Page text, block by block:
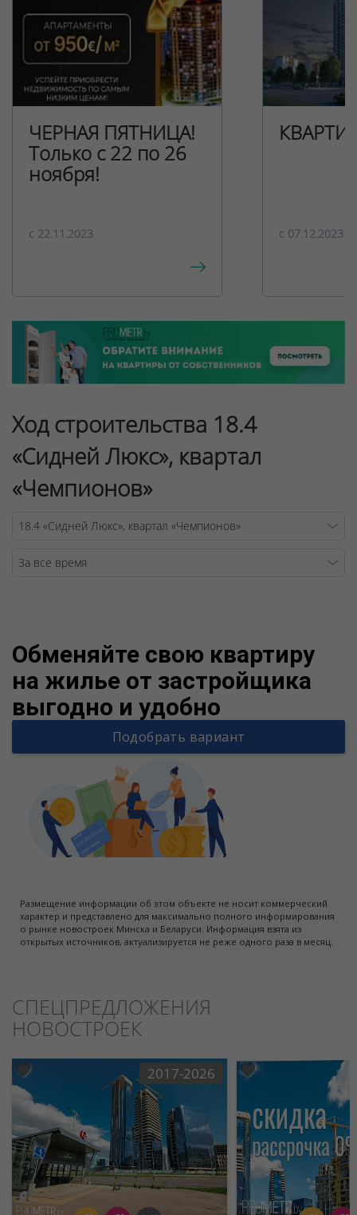
ЧЕРНАЯ ПЯТНИЦА!
Только с 22 по 26
ноября!
c 22.11.2023 c 07.12.2023
Ход строительства 18.4
«Сидней Люкс», квартал
«Чемпионов»
Обменяйте свою квартиру
на жилье от застройщика
выгодно и удобно
Подобрать вариант
Размещение информации об этом объекте не носит коммерческий
характер и представлено для максимально полного информирования
о рынке новостроек Минска и Беларуси. Информация взята из
открытых источников, актуализируется не реже одного раза в месяц.
СПЕЦПРЕДЛОЖЕНИЯ
НОВОСТРОЕК
2017-2026